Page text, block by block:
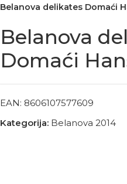
Belanova delikates Domaći
Belanova
Domaći
EAN: 8606107577609
Kategorija: Belanova 2014